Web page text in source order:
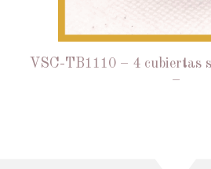
VSC-TB1110 – 4 cubiertas
–